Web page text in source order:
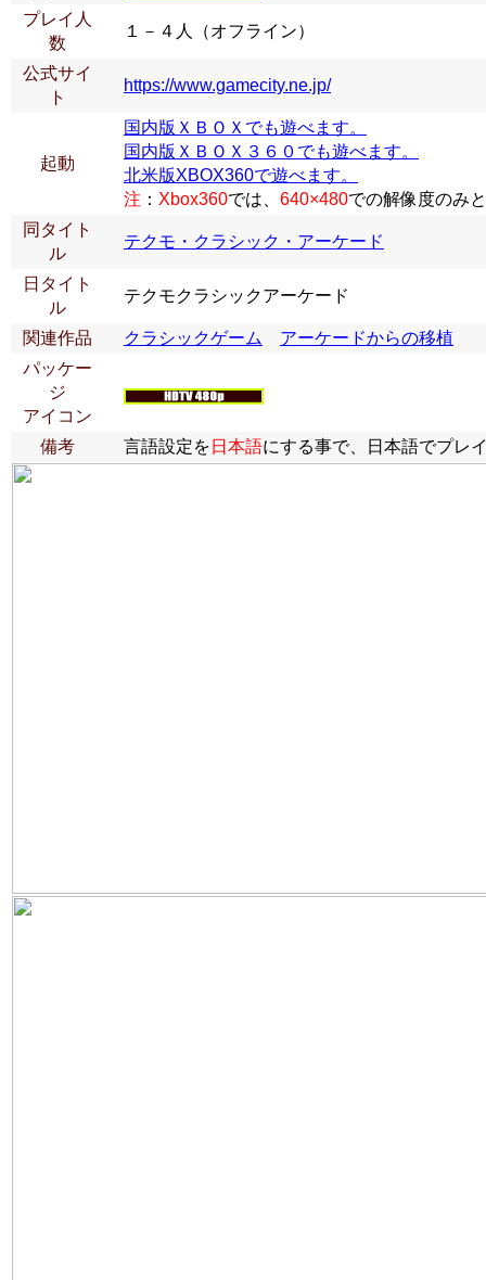
プレイ人
数
１－４人（オフライン）
公式サイ
ト
https://www.gamecity.ne.jp/
起動
国内版ＸＢＯＸでも遊べます。
国内版ＸＢＯＸ３６０でも遊べます。
北米版XBOX360で遊べます。
注 ： Xbox360では、 640×480での解像度のみ
同タイト
ル
テクモ・クラシック・アーケード
日タイト
ル
テクモクラシックアーケード
関連作品 クラシックゲーム
アーケードからの移植
パッケー
ジ
アイコン
備考
言語設定を 日本語にする事で、日本語でプレ